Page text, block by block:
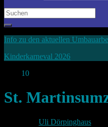
Search
for:
Info zu den aktuellen
Kinderkarneval 2026
10
St.
Uli Dörpinghaus